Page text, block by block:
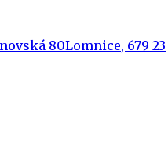
80Lomnice, 679 23